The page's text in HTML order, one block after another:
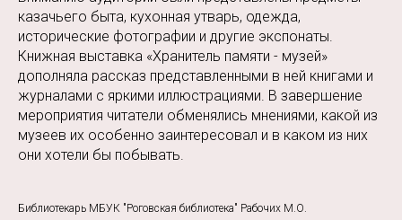
казачьего быта, кухонная утварь, одежда,
исторические фотографии и другие экспонаты.
Книжная выставка «Хранитель памяти - музей»
дополняла рассказ представленными в ней книгами и
журналами с яркими иллюстрациями. В завершение
мероприятия читатели обменялись мнениями, какой из
музеев их особенно заинтересовал и в каком из них
они хотели бы побывать.
Библиотекарь МБУК "Роговская библиотека" Рабочих М.О.